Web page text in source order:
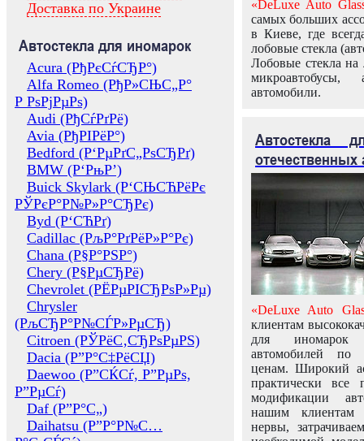
Доставка по Украине
Автостекла для иномарок
Acura (РђРєСѓСЂР°)
Alfa Romeo (РђР»СЊС„Р°
Р РѕРјРµРѕ)
Audi (РђСѓРґРё)
Avia (РђРІРёР°)
Bedford (Р‘РµРґС„РѕСЂРґ)
BMW (Р‘РњР’)
Buick Skylark (Р‘СЊСЋРёРє
РЎРєР°Р№Р»Р°СЂРє)
Byd (Р‘СЋРґ)
Cadillac (РљР°РґРёР»Р°Рє)
Chana (Р§Р°РЅР°)
Chery (Р§РµСЂРё)
Chevrolet (РЁРµРІСЂРѕР»Рµ)
Chrysler
(РљСЂР°Р№СЃР»РµСЂ)
Citroen (РЎРёС‚СЂРѕРµРЅ)
Dacia (Р”Р°С‡РёСЏ)
Daewoo (Р”СЌСѓ, Р”РµРѕ,
Р”РµСѓ)
Daf (Р”Р°С„)
Daihatsu (Р”Р°Р№С…
«DeLuxe Auto
самых больших
в Киеве, где
лобовые стекла
Лобовые стекла на
микроавтобусы,
автомобили.
Автостекла
отечественных
«DeLuxe Auto
клиентам
для иномарок
автомобилей
ценам. Широкий
практически все
модификации
нашим клиентам
нервы,